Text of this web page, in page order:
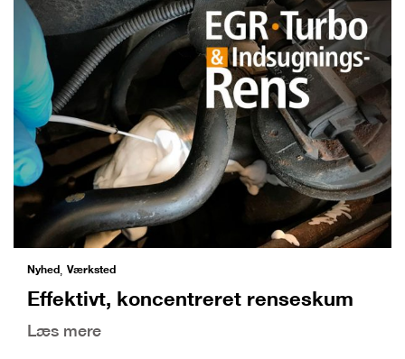
Nyhed, Værksted
Effektivt, koncentreret renseskum
Læs mere